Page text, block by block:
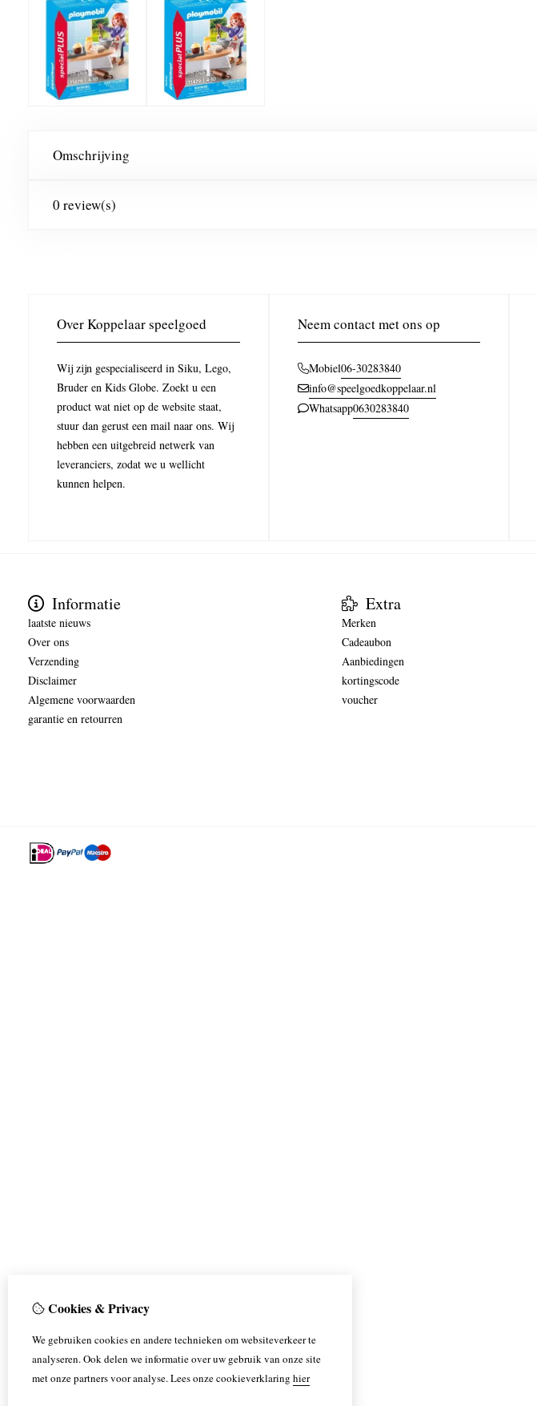
Omschrijving
0 review(s)
Over Koppelaar speelgoed
Wij zijn gespecialiseerd in Siku, Lego,
Bruder en Kids Globe. Zoekt u een
product wat niet op de website staat,
stuur dan gerust een mail naar ons. Wij
hebben een uitgebreid netwerk van
leveranciers, zodat we u wellicht
kunnen helpen.
Neem contact met ons op
Mobiel06-30283840
info@speelgoedkoppelaar.nl
Whatsapp0630283840
Informatie
laatste nieuws
Over ons
Verzending
Disclaimer
Algemene voorwaarden
garantie en retourren
Extra
Merken
Cadeaubon
Aanbiedingen
kortingscode
voucher
Cookies & Privacy
We gebruiken cookies en andere technieken om websiteverkeer te
analyseren. Ook delen we informatie over uw gebruik van onze site
met onze partners voor analyse.Lees onze cookieverklaring hier